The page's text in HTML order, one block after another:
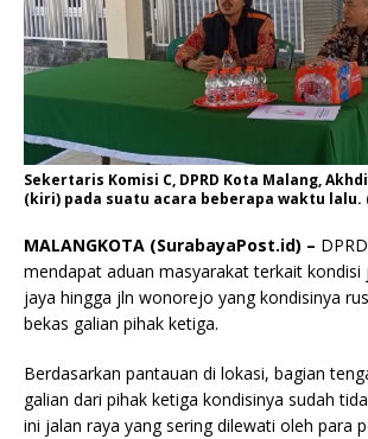
Sekertaris Komisi C, DPRD Kota Malang,
(kiri) pada suatu acara beberapa waktu lalu.
MALANGKOTA (SurabayaPost.id) –
mendapat aduan masyarakat terkait kondisi
jaya hingga jln wonorejo yang kondisinya
bekas galian pihak ketiga.
Berdasarkan pantauan di lokasi, bagian
galian dari pihak ketiga kondisinya sudah
ini jalan raya yang sering dilewati oleh para